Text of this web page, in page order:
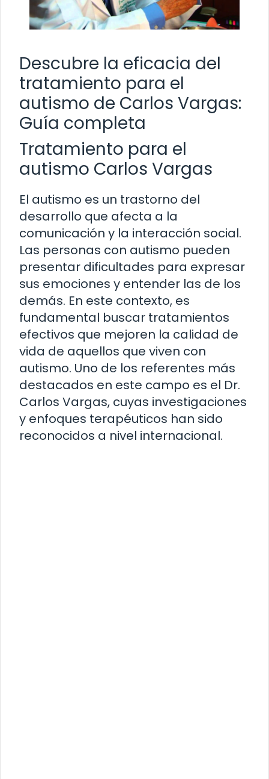
Descubre la eficacia del
tratamiento para el
autismo de Carlos Vargas:
Guía completa
Tratamiento para el
autismo Carlos Vargas
El autismo es un trastorno del
desarrollo que afecta a la
comunicación y la interacción social.
Las personas con autismo pueden
presentar dificultades para expresar
sus emociones y entender las de los
demás. En este contexto, es
fundamental buscar tratamientos
efectivos que mejoren la calidad de
vida de aquellos que viven con
autismo. Uno de los referentes más
destacados en este campo es el Dr.
Carlos Vargas, cuyas investigaciones
y enfoques terapéuticos han sido
reconocidos a nivel internacional.